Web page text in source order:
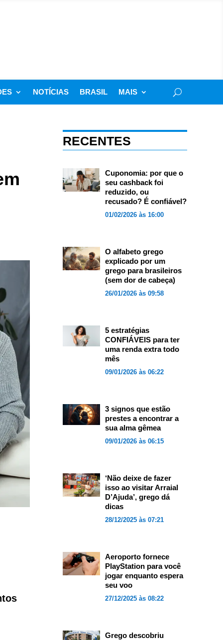
NOTÍCIAS BRASIL MAIS
RECENTES
Cuponomia: por que o
seu cashback foi
reduzido, ou
recusado? É confiável?
01/02/2026 às 16:00
O alfabeto grego
explicado por um
grego para brasileiros
(sem dor de cabeça)
26/01/2026 às 09:58
5 estratégias
CONFIÁVEIS para ter
uma renda extra todo
mês
09/01/2026 às 06:22
3 signos que estão
prestes a encontrar a
sua alma gêmea
09/01/2026 às 06:15
‘Não deixe de fazer
isso ao visitar Arraial
D’Ajuda’, grego dá
dicas
28/12/2025 às 07:21
Aeroporto fornece
PlayStation para você
jogar enquanto espera
seu voo
27/12/2025 às 08:22
Grego descobriu